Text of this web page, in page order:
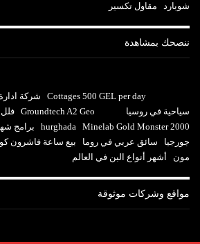
شوبارد
مقاول تكسير
ننصحك بمشاهدة
Cottages 500 GEL per day شركة
سياحية في روسيا
Groundtech A2 Geo فلل
hurghada Minelab Gold Monster 2000
برامج
جورجيا
سائق عربي في روما بيع ساعة فاشرون
مون
أشهر أنواع البن في العالم
مواقع وشركات موثوقة